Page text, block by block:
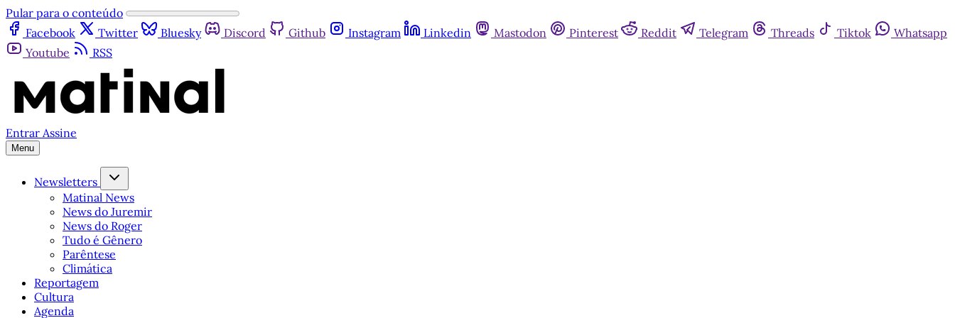
Pular para o conteúdo
Facebook
Twitter Bluesky Discord Github Instagram Linkedin Mastodon Pinterest Reddit Telegram Threads Tiktok
Whatsapp
Youtube
RSS
Entrar Assine
Menu
Newsletters
Matinal News
News do Juremir
News do Roger
Tudo é Gênero
Parêntese
Climática
Reportagem
Cultura
Agenda